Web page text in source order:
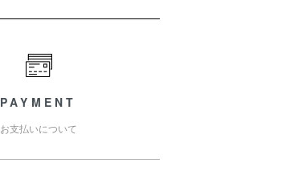
PAYMENT
お支払いについて